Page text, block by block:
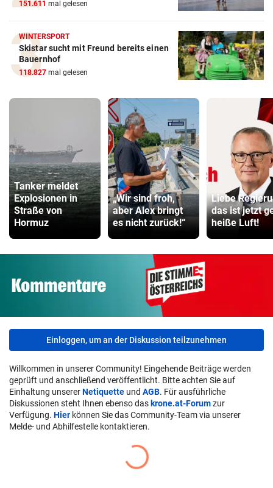
151.611 mal gelesen
WINTERSPORT
Skistar sucht mit Freund bereits einen
Bauernhof
118.827 mal gelesen
Tanker meldet
Explosionen in
Straße von
Hormuz
„Wir sind froh,
aber Alex bringt
es nicht zurück!“
Liebe
das ist jetzt
heiße Luft!
Einloggen, um an der Diskussion teilzunehmen
Willkommen in unserer Community! Eingehende Beiträge werden
geprüft und anschließend veröffentlicht. Bitte achten Sie auf
Einhaltung unsererNetiquette und AGB. Für ausführliche
Diskussionen steht Ihnen ebenso das krone.at-Forumzur
Verfügung. Hier können Sie das Community-Team via unserer
Melde- und Abhilfestelle kontaktieren.